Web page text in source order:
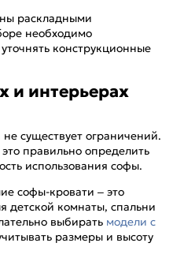
раскладными
необходимо
конструкционные
и интерьерах
существует ограничений.
правильно определить
использования софы.
софы-кровати – это
детской комнаты, спальни
выбирать модели c
размеры и высоту